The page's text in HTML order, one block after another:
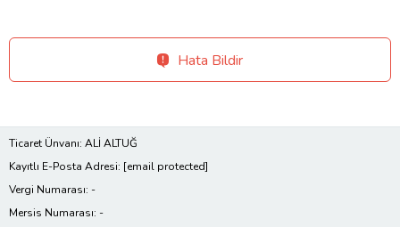
Hata Bildir
Ticaret Ünvanı: ALİ ALTUĞ
Kayıtlı E-Posta Adresi: [email protected]
Vergi Numarası: -
Mersis Numarası: -